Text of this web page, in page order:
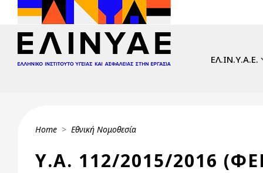
Skip to main content
ΕΛ.ΙΝ.Υ.Α.Ε.
Breadcrumb
Home Εθνική Νομοθεσία
Υ.Α. 112/2015/2016